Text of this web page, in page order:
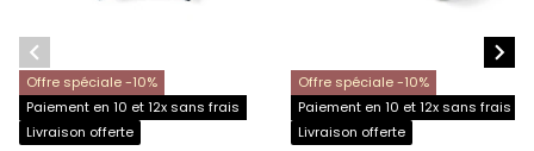
Offre spéciale -10%
Paiement en 10 et 12x sans frais
Livraison offerte
Offre spéciale -10%
Paiement en 10 et 12x sans frais
Livraison offerte
 